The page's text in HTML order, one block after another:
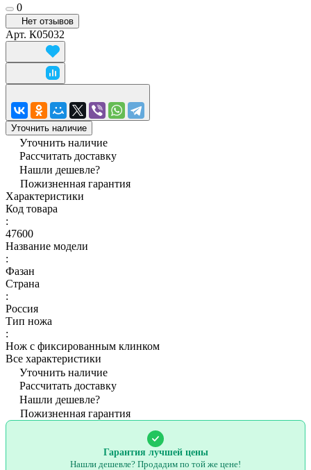
0
Нет отзывов
Арт. К05032
Уточнить наличие
Уточнить наличие
Рассчитать доставку
Нашли дешевле?
Пожизненная гарантия
Характеристики
Код товара
:
47600
Название модели
:
Фазан
Страна
:
Россия
Тип ножа
:
Нож с фиксированным клинком
Все характеристики
Уточнить наличие
Рассчитать доставку
Нашли дешевле?
Пожизненная гарантия
Гарантия лучшей цены
Нашли дешевле? Продадим по той же цене!